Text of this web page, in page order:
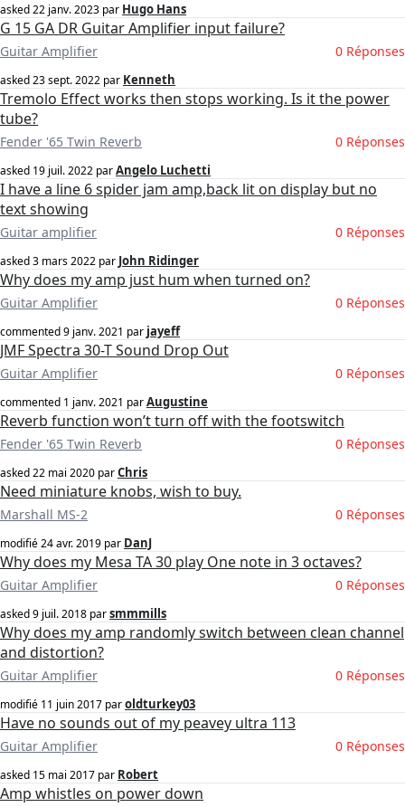
asked22 janv. 2023 par Hugo Hans
G 15 GA DR Guitar Amplifier input failure?
Guitar Amplifier 0 Réponses
asked23 sept. 2022 par Kenneth
Tremolo Effect works then stops working. Is it the power
tube?
Fender '65 Twin Reverb 0 Réponses
asked 19 juil. 2022 parAngelo Luchetti
I have a line 6 spider jam amp,back lit on display but no
text showing
Guitar amplifier 0 Réponses
asked3 mars 2022 par John Ridinger
Why does my amp just hum when turned on?
Guitar Amplifier 0 Réponses
commented9 janv. 2021 par jayeff
JMF Spectra 30-T Sound Drop Out
Guitar Amplifier 0 Réponses
commented 1 janv. 2021 parAugustine
Reverb function won’t turn off with the footswitch
Fender '65 Twin Reverb 0 Réponses
asked22 mai 2020 parChris
Need miniature knobs, wish to buy.
Marshall MS-2 0 Réponses
modifié24 avr. 2019 par DanJ
Why does my Mesa TA 30 play One note in 3 octaves?
Guitar Amplifier 0 Réponses
asked9 juil. 2018 parsmmmills
Why does my amp randomly switch between clean channel
and distortion?
Guitar Amplifier 0 Réponses
modifié 11 juin 2017 paroldturkey03
Have no sounds out of my peavey ultra 113
Guitar Amplifier 0 Réponses
asked 15 mai 2017 par Robert
Amp whistles on power down